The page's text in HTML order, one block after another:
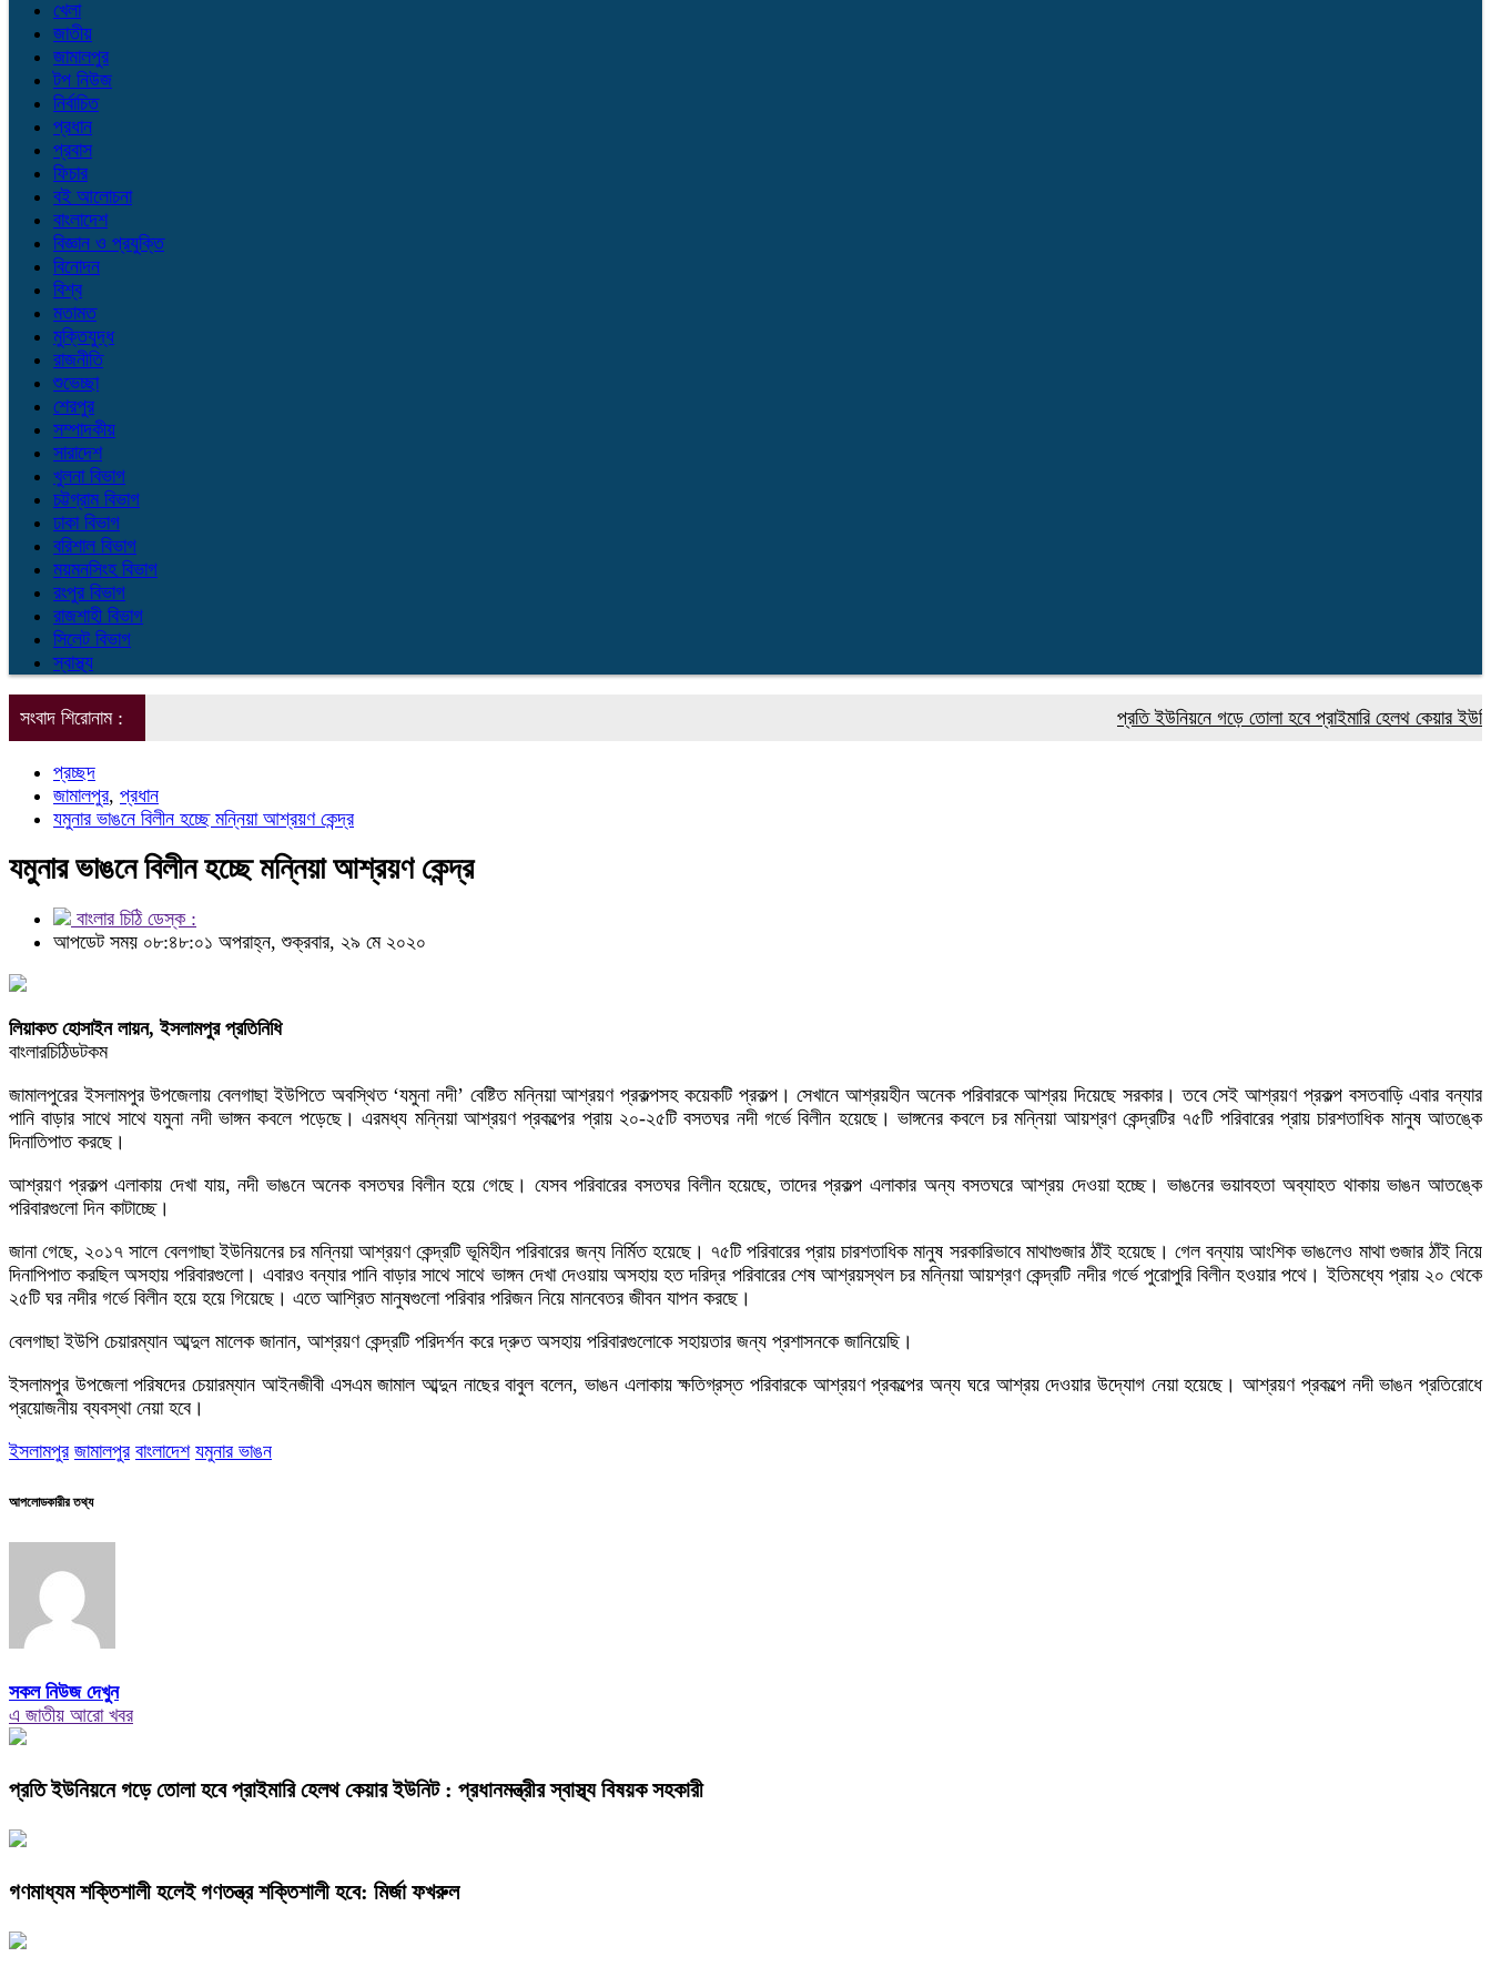
খেলা
জাতীয়
জামালপুর
টপ নিউজ
নির্বাচিত
প্রধান
প্রবাস
ফিচার
বই আলোচনা
বাংলাদেশ
বিজ্ঞান ও প্রযুক্তি
বিনোদন
বিশ্ব
মতামত
মুক্তিযুদ্ধ
রাজনীতি
শুভেচ্ছা
শেরপুর
সম্পাদকীয়
সারাদেশ
খুলনা বিভাগ
চট্টগ্রাম বিভাগ
ঢাকা বিভাগ
বরিশাল বিভাগ
ময়মনসিংহ বিভাগ
রংপুর বিভাগ
রাজশাহী বিভাগ
সিলেট বিভাগ
স্বাস্থ্য
সংবাদ শিরোনাম : প্রতি ইউনিয়নে গড়ে তোলা হবে প্রাইমারি হেলথ কেয়ার ইউনিট :
প্রচ্ছদ
জামালপুর, প্রধান
যমুনার ভাঙনে বিলীন হচ্ছে মন্নিয়া আশ্রয়ণ কেন্দ্র
যমুনার ভাঙনে বিলীন হচ্ছে মন্নিয়া আশ্রয়ণ কেন্দ্র
বাংলার চিঠি ডেস্ক :
আপডেট সময় ০৮:৪৮:০১ অপরাহ্ন, শুক্রবার, ২৯ মে ২০২০
লিয়াকত হোসাইন লায়ন, ইসলামপুর প্রতিনিধি
বাংলারচিঠিডটকম
জামালপুরের ইসলামপুর উপজেলায় বেলগাছা ইউপিতে অবস্থিত ‘যমুনা নদী’ বেষ্টিত মন্নিয়া আশ্রয়ণ প্রকল্পসহ কয়েকটি প্রকল্প। সেখানে আশ্রয়হীন অনেক পরিবারকে আশ্রয় দিয়েছে সরকার। তবে সেই আশ্রয়ণ প্রকল্প বসতবাড়ি এবার বন্যার
পানি বাড়ার সাথে সাথে যমুনা নদী ভাঙ্গন কবলে পড়েছে। এরমধ্য মন্নিয়া আশ্রয়ণ প্রকল্পের প্রায় ২০-২৫টি বসতঘর নদী গর্ভে বিলীন হয়েছে। ভাঙ্গনের কবলে চর মন্নিয়া আয়শ্রণ কেন্দ্রটির ৭৫টি পরিবারের প্রায় চারশতাধিক মানুষ আতঙ্কে
দিনাতিপাত করছে।
আশ্রয়ণ প্রকল্প এলাকায় দেখা যায়, নদী ভাঙনে অনেক বসতঘর বিলীন হয়ে গেছে। যেসব পরিবারের বসতঘর বিলীন হয়েছে, তাদের প্রকল্প এলাকার অন্য বসতঘরে আশ্রয় দেওয়া হচ্ছে। ভাঙনের ভয়াবহতা অব্যাহত থাকায় ভাঙন আতঙ্কে
পরিবারগুলো দিন কাটাচ্ছে।
জানা গেছে, ২০১৭ সালে বেলগাছা ইউনিয়নের চর মন্নিয়া আশ্রয়ণ কেন্দ্রটি ভূমিহীন পরিবারের জন্য নির্মিত হয়েছে। ৭৫টি পরিবারের প্রায় চারশতাধিক মানুষ সরকারিভাবে মাথাগুজার ঠাঁই হয়েছে। গেল বন্যায় আংশিক ভাঙলেও মাথা গুজার ঠাঁই নিয়ে
দিনাপিপাত করছিল অসহায় পরিবারগুলো। এবারও বন্যার পানি বাড়ার সাথে সাথে ভাঙ্গন দেখা দেওয়ায় অসহায় হত দরিদ্র পরিবারের শেষ আশ্রয়স্থল চর মন্নিয়া আয়শ্রণ কেন্দ্রটি নদীর গর্ভে পুরোপুরি বিলীন হওয়ার পথে। ইতিমধ্যে প্রায় ২০ থেকে
২৫টি ঘর নদীর গর্ভে বিলীন হয়ে হয়ে গিয়েছে। এতে আশ্রিত মানুষগুলো পরিবার পরিজন নিয়ে মানবেতর জীবন যাপন করছে।
বেলগাছা ইউপি চেয়ারম্যান আব্দুল মালেক জানান, আশ্রয়ণ কেন্দ্রটি পরিদর্শন করে দ্রুত অসহায় পরিবারগুলোকে সহায়তার জন্য প্রশাসনকে জানিয়েছি।
ইসলামপুর উপজেলা পরিষদের চেয়ারম্যান আইনজীবী এসএম জামাল আব্দুন নাছের বাবুল বলেন, ভাঙন এলাকায় ক্ষতিগ্রস্ত পরিবারকে আশ্রয়ণ প্রকল্পের অন্য ঘরে আশ্রয় দেওয়ার উদ্যোগ নেয়া হয়েছে। আশ্রয়ণ প্রকল্পে নদী ভাঙন প্রতিরোধে
প্রয়োজনীয় ব্যবস্থা নেয়া হবে।
ইসলামপুর জামালপুর বাংলাদেশ যমুনার ভাঙন
আপলোডকারীর তথ্য
সকল নিউজ দেখুন
এ জাতীয় আরো খবর
প্রতি ইউনিয়নে গড়ে তোলা হবে প্রাইমারি হেলথ কেয়ার ইউনিট : প্রধানমন্ত্রীর স্বাস্থ্য বিষয়ক সহকারী
গণমাধ্যম শক্তিশালী হলেই গণতন্ত্র শক্তিশালী হবে: মির্জা ফখরুল